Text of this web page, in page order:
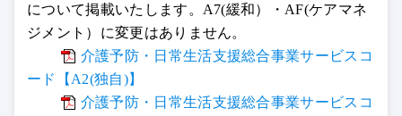
について掲載いたします。A7(緩和）・AF(ケアマネ
ジメント）に変更はありません。
介護予防・日常生活支援総合事業サービスコ
ード【A2(独自)】
介護予防・日常生活支援総合事業サービスコ